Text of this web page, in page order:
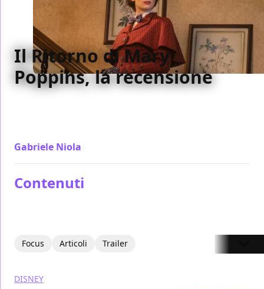
Il Ritorno di Mary
Poppins, la recensione
Gabriele Niola
Contenuti
Focus Articoli Trailer
DISNEY